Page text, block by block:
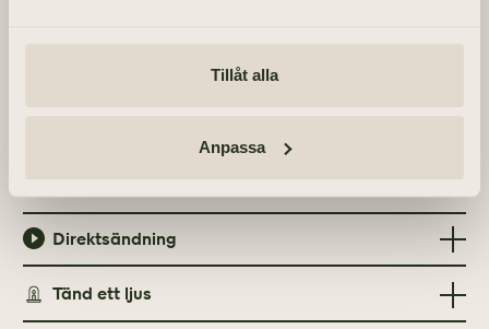
Tillåt alla
Anpassa
Kyrkvägen 41, 435 30 Mölnlycke
Direktsändning
Tänd ett ljus